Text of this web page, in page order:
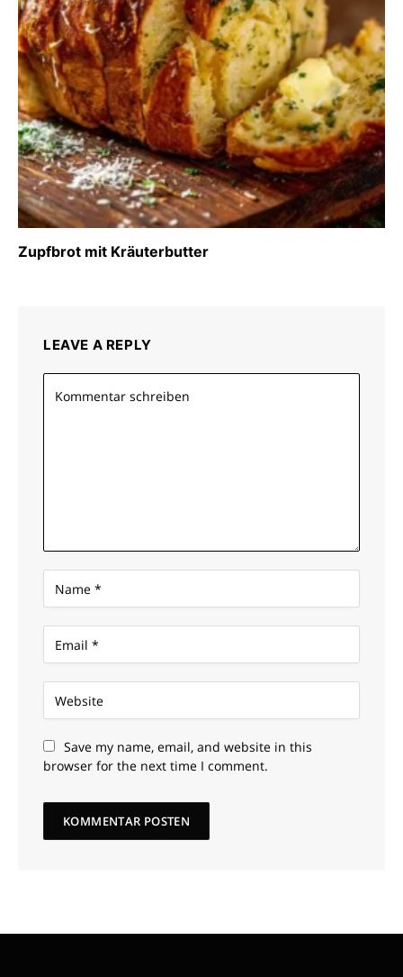
Zupfbrot mit Kräuterbutter
LEAVE A REPLY
Save my name, email, and website in this
browser for the next time I comment.